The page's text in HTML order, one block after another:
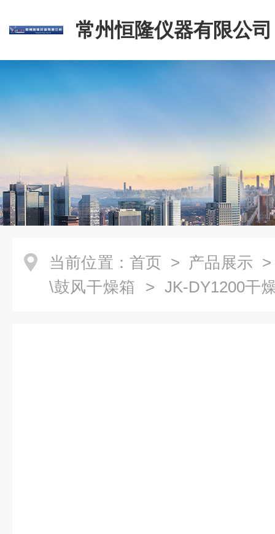
常州恒隆仪器有限公司
当前位置： 首页 > 产品展示
\鼓风干燥箱 > JK-DY1200干